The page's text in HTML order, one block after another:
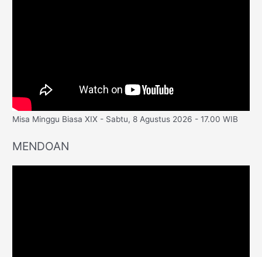
Misa Minggu Biasa XIX - Sabtu, 8 Agustus 2026 - 17.00 WIB
MENDOAN